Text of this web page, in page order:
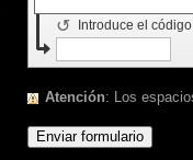
Introduce el
↺
Atención : Los